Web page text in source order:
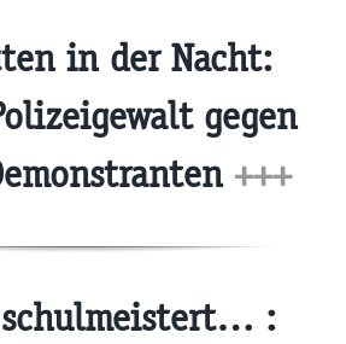
in der Nacht:
gegen
+++
: